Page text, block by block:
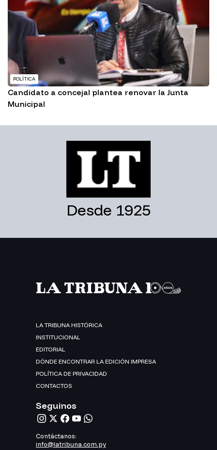
POLÍTICA
Candidato a concejal plantea renovar la Junta
Municipal
Desde 1925
LA TRIBUNA HISTÓRICA
INSTITUCIONAL
EDITORIAL
DÓNDE ENCONTRAR LA EDICIÓN IMPRESA
POLÍTICA DE PRIVACIDAD
CONTACTOS
Seguinos
Contáctanos:
info@latribuna.com.py